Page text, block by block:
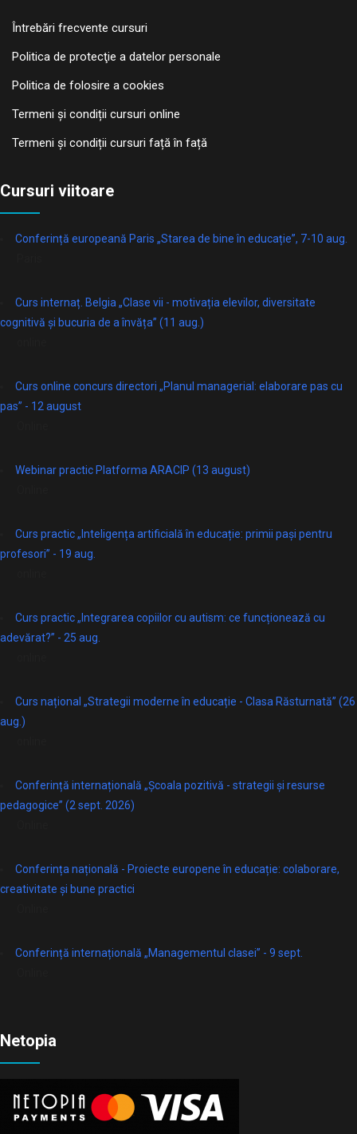
Întrebări frecvente cursuri
Politica de protecţie a datelor personale
Politica de folosire a cookies
Termeni și condiții cursuri online
Termeni și condiții cursuri față în față
Cursuri viitoare
Conferință europeană Paris „Starea de bine în educație”, 7-10 aug.
Curs internaț. Belgia „Clase vii - motivația elevilor, diversitate
cognitivă și bucuria de a învăța” (11 aug.)
Curs online concurs directori „Planul managerial: elaborare pas cu
pas” - 12 august
Webinar practic Platforma ARACIP (13 august)
Curs practic „Inteligența artificială în educație: primii pași pentru
profesori” - 19 aug.
Curs practic „Integrarea copiilor cu autism: ce funcționează cu
adevărat?” - 25 aug.
Curs național „Strategii moderne în educație - Clasa Răsturnată” (26
aug.)
Conferință internațională „Școala pozitivă - strategii și resurse
pedagogice” (2 sept. 2026)
Conferința națională - Proiecte europene în educație: colaborare,
creativitate și bune practici
Conferință internațională „Managementul clasei” - 9 sept.
Netopia